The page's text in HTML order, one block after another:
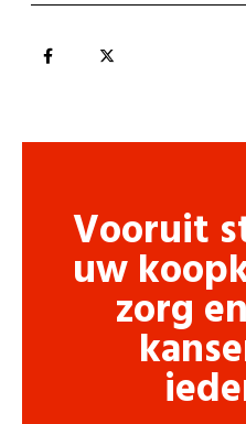
Vooruit
uw
zorg